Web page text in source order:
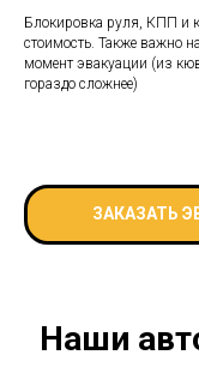
Блокировка руля, КПП и
стоимость. Также важно
момент эвакуации (из
гораздо сложнее)
ЗАКАЗАТЬ
Наши